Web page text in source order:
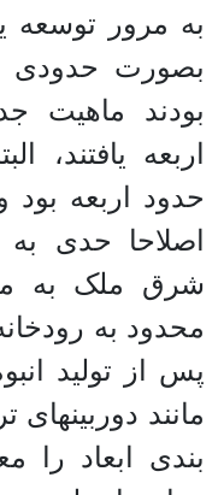
به مرور توسعه
بصورت حدودی
بودند ماهیت
اربعه یافتند،
حدود اربعه
اصلاحا حدی
شرق ملک به
محدود به
پس از تولید
مانند
بندی ابعاد را